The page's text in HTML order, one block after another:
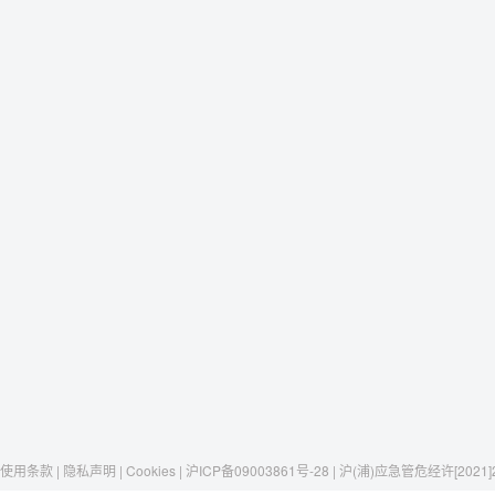
使用条款 | 隐私声明 | Cookies | 沪ICP备09003861号-28 | 沪(浦)应急管危经许